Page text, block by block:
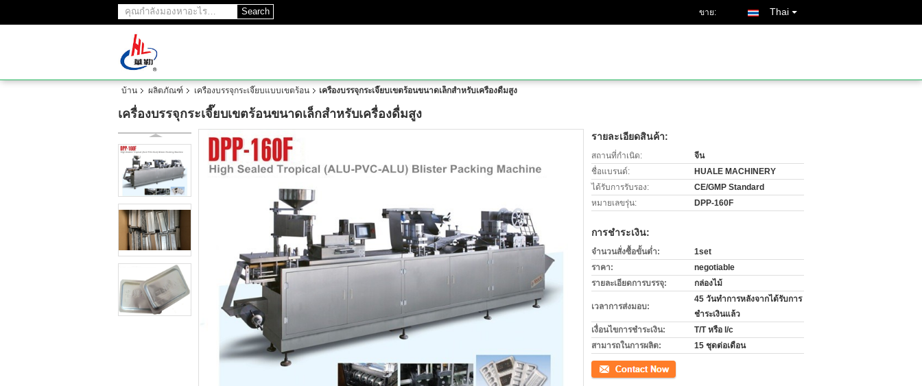
Search ขาย: Thai
บ้าน ผลิตภัณฑ์ เครื่องบรรจุกระเจี๊ยบแบบเขตร้อน เครื่องบรรจุกระเจี๊ยบเขตร้อนขนาดเล็กสำหรับเครื่องดื่มสูง
เครื่องบรรจุกระเจี๊ยบเขตร้อนขนาดเล็กสำหรับเครื่องดื่มสูง
รายละเอียดสินค้า:
สถานที่กำเนิด:
จีน
ชื่อแบรนด์:
HUALE MACHINERY
ได้รับการรับรอง:
CE/GMP Standard
หมายเลขรุ่น:
DPP-160F
การชำระเงิน:
จำนวนสั่งซื้อขั้นต่ำ:
1set
ราคา:
negotiable
รายละเอียดการบรรจุ:
กล่องไม้
เวลาการส่งมอบ:
45 วันทำการหลังจากได้รับการ
ชำระเงินแล้ว
เงื่อนไขการชำระเงิน:
T/T หรือ l/c
สามารถในการผลิต:
15 ชุดต่อเดือน
ติดต่อ